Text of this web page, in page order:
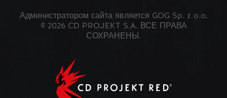
Администратором сайта является GOG Sp. z o.o.
© 2026 CD PROJEKT S.A. ВСЕ ПРАВА
СОХРАНЕНЫ.